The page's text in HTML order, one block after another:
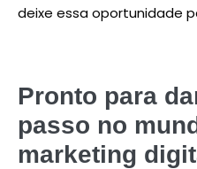
deixe essa oportunidade
Pronto para
passo no
marketing